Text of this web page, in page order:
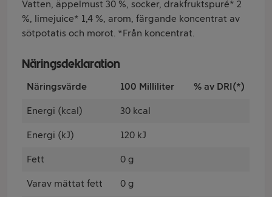
Vatten, äppelmust 30 %, socker, drakfruktspuré* 2
%, limejuice* 1,4 %, arom, färgande koncentrat av
sötpotatis och morot. *Från koncentrat.
Näringsdeklaration
Näringsvärde 100 Milliliter % av DRI(*)
Energi (kcal) 30 kcal
Energi (kJ) 120 kJ
Fett 0 g
Varav mättat fett 0 g